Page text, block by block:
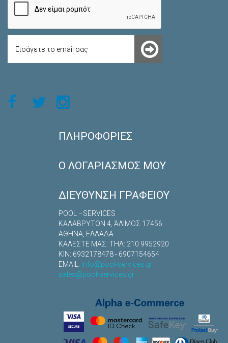
ΠΛΗΡΟΦΟΡΊΕΣ
Ο ΛΟΓΑΡΙΑΣΜΌΣ ΜΟΥ
ΔΙΕΎΘΥΝΣΗ ΓΡΑΦΕΊΟΥ
POOL –SERVICES
ΚΑΛΑΒΡYΤΩΝ 4, ΆΛΙΜΟΣ 17456
ΑΘΗΝΑ, ΕΛΛΑΔΑ
ΚΑΛΕΣΤΕ ΜΑΣ: TΗΛ: 210 9952920
ΚΙΝ: 6932178478 - 6907154654
EMAIL: info@pool-services.gr
sales@pool-services.gr